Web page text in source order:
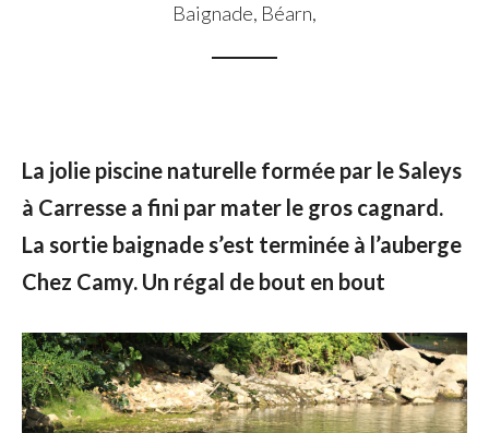
Baignade, Béarn,
La jolie piscine naturelle formée par le Saleys
à Carresse a fini par mater le gros cagnard.
La sortie baignade s’est terminée à l’auberge
Chez Camy. Un régal de bout en bout